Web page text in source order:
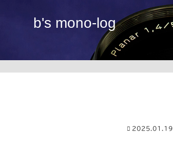
b's mono-log
2025.01.19